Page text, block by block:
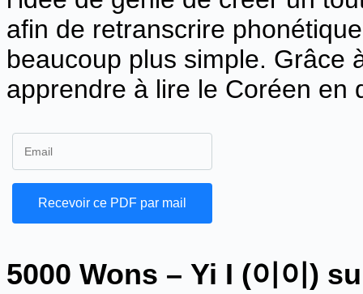
afin de retranscrire
beaucoup plus simple. Grâce
apprendre à lire le Coréen en
5000 Wons – Yi I (이이)